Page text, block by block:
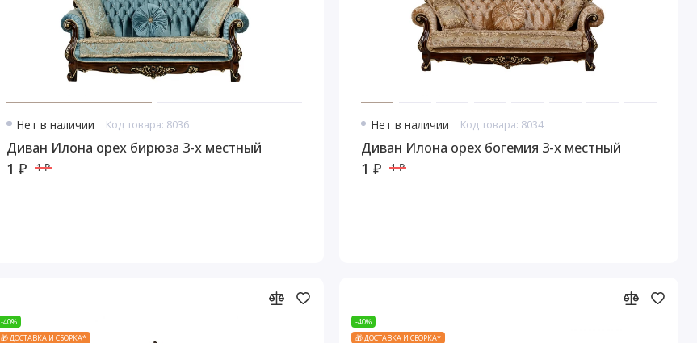
Нет в наличии Код товара: 8036
Диван Илона орех бирюза 3-х местный
1 ₽ 1 ₽
Нет в наличии Код товара: 8034
Диван Илона орех богемия 3-х местный
1 ₽ 1 ₽
-40%
🎁 ДОСТАВКА И СБОРКА*
-40%
🎁 ДОСТАВКА И СБОРКА*